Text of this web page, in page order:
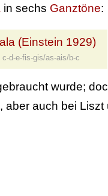
in sechs Ganztöne:
d-e-fis-gis/as-ais/b-c
wurde;
auch bei